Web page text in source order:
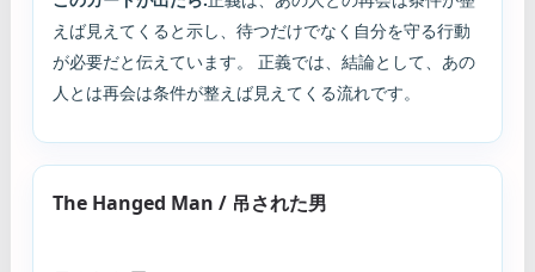
えば見えてくると示し、待つだけでなく自分を守る行動
が必要だと伝えています。 正義では、結論として、あの
人とは再会は条件が整えば見えてくる流れです。
The Hanged Man / 吊された男